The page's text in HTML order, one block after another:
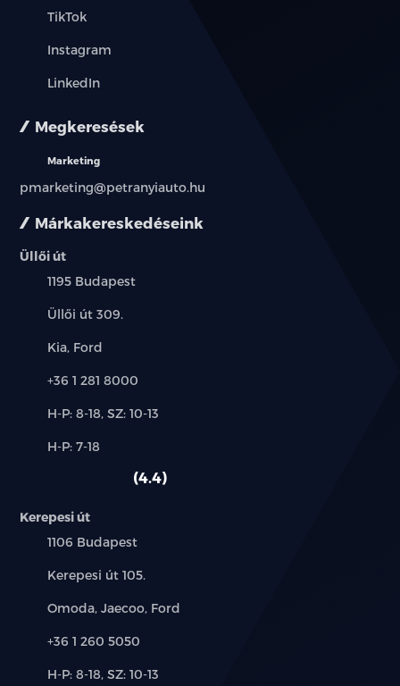
Márkakereskedéseink
Üllői út
Település:
1195 Budapest
Cím:
Üllői út 309.
Márkák:
Kia, Ford
Telefon:
+36 1 281 8000
Új-
használt
H-P: 8-18, SZ: 10-13
Alkatrész,
H-P: 7-18
4.4
Kerepesi út
Település:
1106 Budapest
Cím:
Kerepesi út 105.
Márkák:
Omoda, Jaecoo, Ford
Telefon:
+36 1 260 5050
Új-
H-P: 8-18, SZ: 10-13
TikTok
Instagram
LinkedIn
Megkeresések
Marketing
pmarketing@petranyiauto.hu